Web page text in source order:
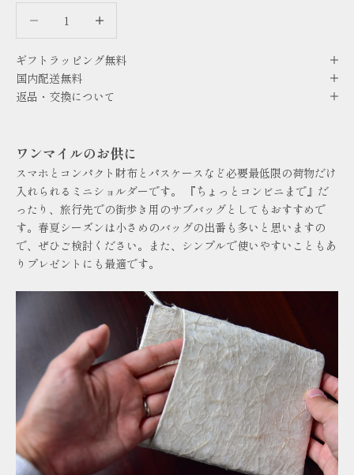
ギフトラッピング無料
国内配送無料
返品・交換について
ワンマイルのお供に
スマホとコンパクト財布とパスケースなど必要最低限の荷物だけ
入れられるミニショルダーです。 『ちょっとコンビニまで』だ
ったり、旅行先での街歩き用のサブバッグとしてもおすすめで
す。春夏シーズンは小さめのバッグの出番も多いと思いますの
で、ぜひご検討ください。また、シンプルで使いやすいこともあ
りプレゼントにも最適です。